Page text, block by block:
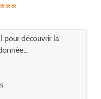
pour découvrir la